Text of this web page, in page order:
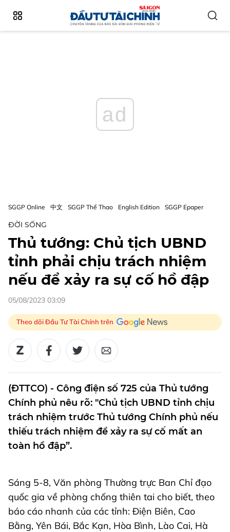
ad
SGGP Online 中文 SGGP Thể Thao English Edition SGGP Epaper
ĐỜI SỐNG
Thủ tướng: Chủ tịch UBND
tỉnh phải chịu trách nhiệm
nếu để xảy ra sự cố hồ đập
05/08/2023 03:09
Theo dõi Đầu Tư Tài Chính trên
(ĐTTCO) - Công điện số 725 của Thủ tướng
Chính phủ nêu rõ: "Chủ tịch UBND tỉnh chịu
trách nhiệm trước Thủ tướng Chính phủ nếu
thiếu trách nhiệm để xảy ra sự cố mất an
toàn hồ đập”.
Sáng 5-8, Văn phòng Thường trực Ban Chỉ đạo
quốc gia về phòng chống thiên tai cho biết, theo
báo cáo nhanh của các tỉnh: Điện Biên, Cao
Bằng, Yên Bái, Bắc Kạn, Hòa Bình, Lào Cai, Hà